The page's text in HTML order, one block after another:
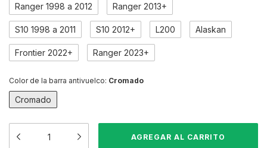
Ranger 1998 a 2012 Ranger 2013+
S10 1998 a 2011 S10 2012+ L200 Alaskan
Frontier 2022+ Ranger 2023+
Color de la barra antivuelco: Cromado
Cromado